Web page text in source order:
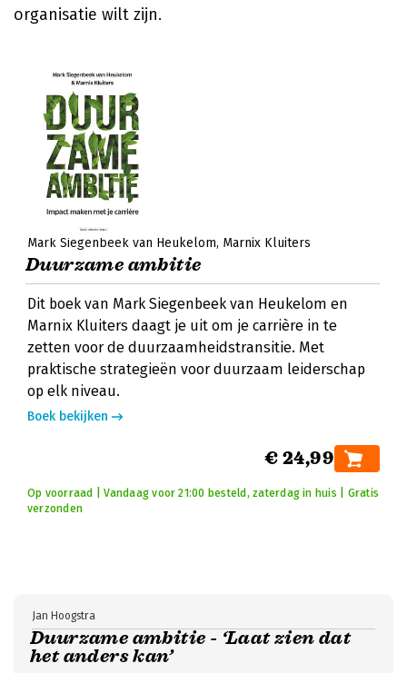
organisatie wilt zijn.
Mark Siegenbeek van Heukelom Marnix Kluiters
Duurzame ambitie
Dit boek van Mark Siegenbeek van Heukelom en
Marnix Kluiters daagt je uit om je carrière in te
zetten voor de duurzaamheidstransitie. Met
praktische strategieën voor duurzaam leiderschap
op elk niveau.
Boek bekijken
€ 24,99
Op voorraad | Vandaag voor 21:00 besteld, zaterdag in huis | Gratis
verzonden
Duurzame ambitie - ‘Laat zien dat
het anders kan’
Jan Hoogstra